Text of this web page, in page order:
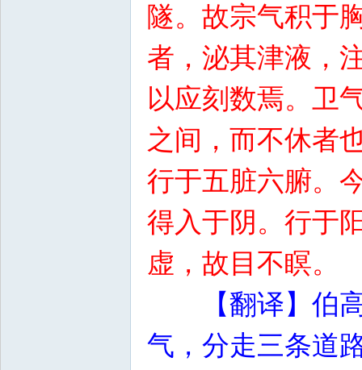
隧。故宗气积于
者，泌其津液，
以应刻数焉。卫
之间，而不休者
行于五脏六腑。
得入于阴。行于
虚，故目不瞑。
【翻译】伯
气，分走三条道